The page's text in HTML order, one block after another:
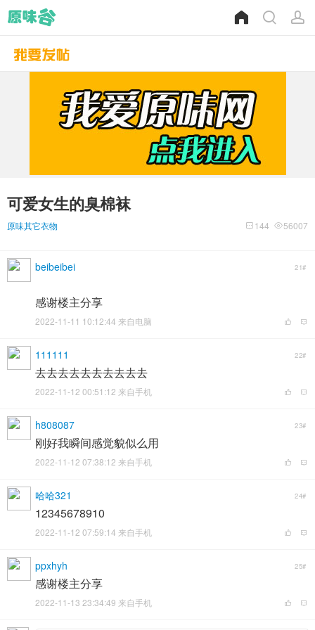
可爱女生的臭棉袜
原味其它衣物 56007
144
beibeibei 21#
感谢楼主分享
2022-11-11 10:12:44 来自电脑
111111 22#
去去去去去去去去去去
2022-11-12 00:51:12 来自手机
h808087 23#
刚好我瞬间感觉貌似么用
2022-11-12 07:38:12 来自手机
哈哈321 24#
12345678910
2022-11-12 07:59:14 来自手机
ppxhyh 25#
感谢楼主分享
2022-11-13 23:34:49 来自手机